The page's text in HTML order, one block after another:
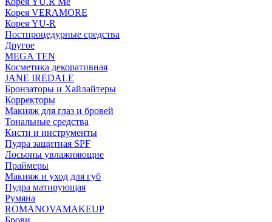
Корея VERAMORE
Корея YU-R
Постпроцедурные средства
Другое
MEGA TEN
Косметика декоративная
JANE IREDALE
Бронзаторы и Хайлайтеры
Корректоры
Макияж для глаз и бровей
Тональные средства
Кисти и инструменты
Пудра защитная SPF
Лосьоны увлажняющие
Праймеры
Макияж и уход для губ
Пудра матирующая
Румяна
ROMANOVAMAKEUP
Брови